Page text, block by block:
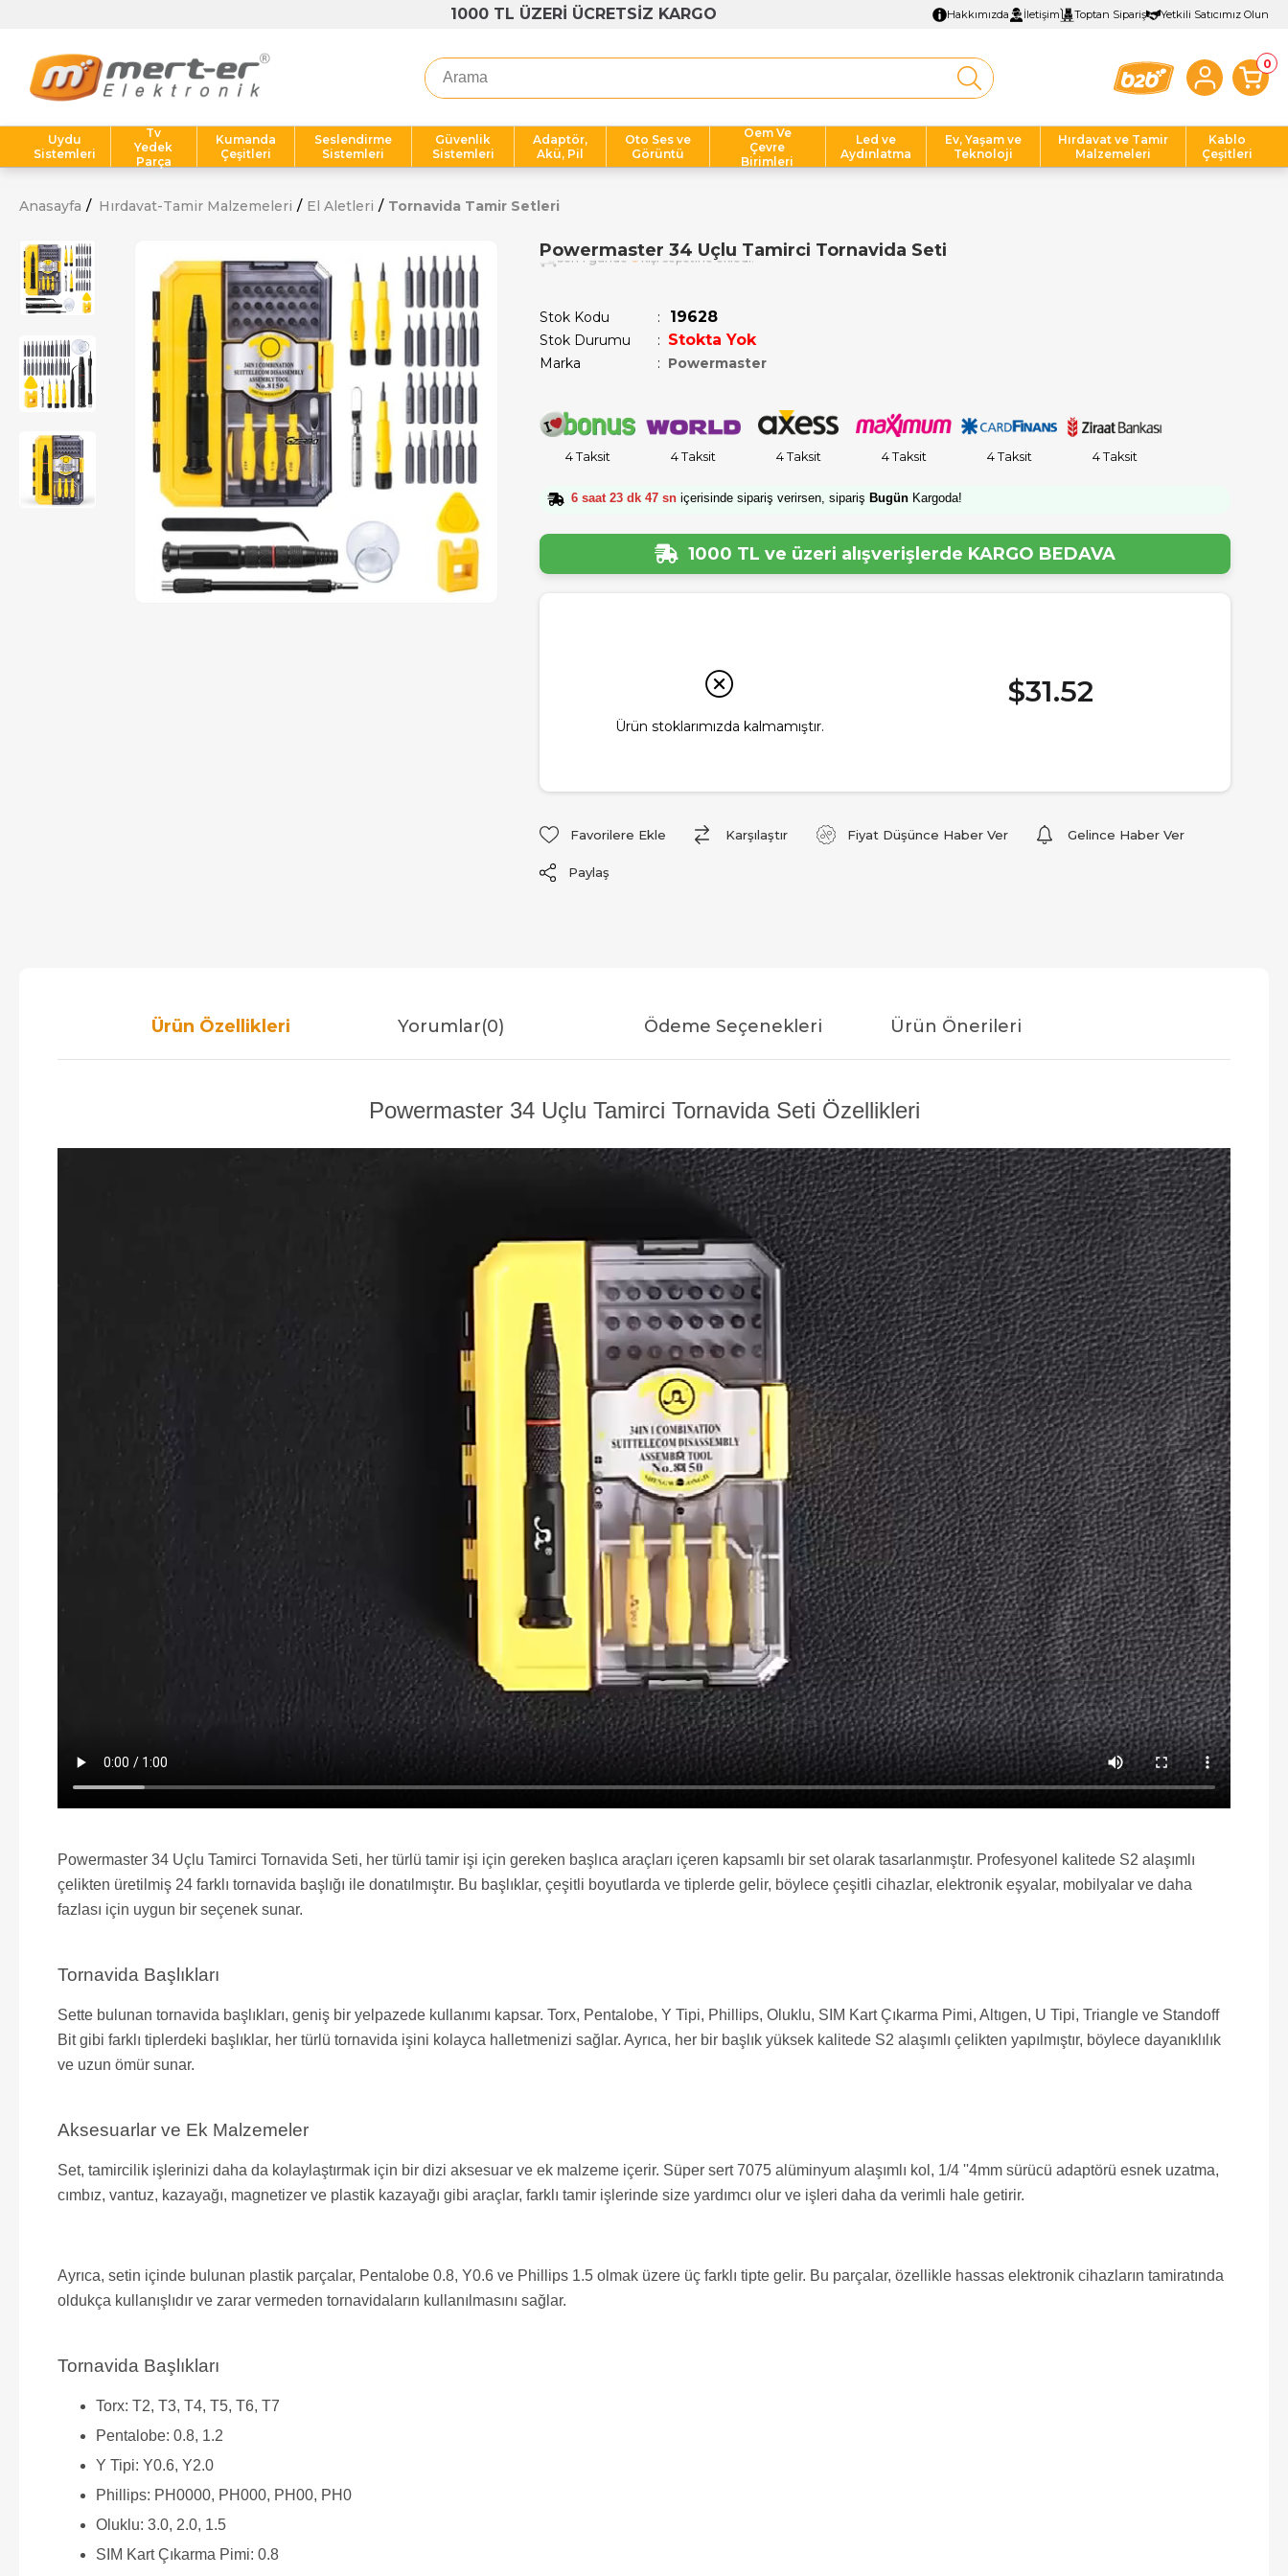
1000 TL ÜZERİ ÜCRETSİZ KARGO Hakkımızda İletişim Toptan Sipariş Yetkili Satıcımız Olun
0
Uydu
Sistemleri
Tv
Yedek
Parça
Kumanda
Çeşitleri
Seslendirme
Sistemleri
Güvenlik
Sistemleri
Adaptör,
Akü, Pil
Oto Ses ve
Görüntü
Oem Ve
Çevre
Birimleri
Led ve
Aydınlatma
Ev, Yaşam ve
Teknoloji
Hırdavat ve Tamir
Malzemeleri
Kablo
Çeşitleri
Anasayfa Hırdavat-Tamir Malzemeleri El Aletleri Tornavida Tamir Setleri
Powermaster 34 Uçlu Tamirci Tornavida Seti
Stok Kodu 19628
Stok Durumu : Stokta Yok
Marka : Powermaster
4 Taksit 4 Taksit 4 Taksit 4 Taksit 4 Taksit 4 Taksit
6 saat 23 dk 46 sn içerisinde sipariş verirsen, sipariş Bugün Kargoda!
1000 TL ve üzeri alışverişlerde KARGO BEDAVA
Ürün stoklarımızda kalmamıştır.
$31.52
Favorilere Ekle Karşılaştır Fiyat Düşünce Haber Ver Gelince Haber Ver
Paylaş
Ürün Özellikleri Yorumlar(0) Ödeme Seçenekleri Ürün Önerileri
Powermaster 34 Uçlu Tamirci Tornavida Seti Özellikleri
Powermaster 34 Uçlu Tamirci Tornavida Seti, her türlü tamir işi için gereken başlıca araçları içeren kapsamlı bir set olarak tasarlanmıştır. Profesyonel kalitede S2 alaşımlı
çelikten üretilmiş 24 farklı tornavida başlığı ile donatılmıştır. Bu başlıklar, çeşitli boyutlarda ve tiplerde gelir, böylece çeşitli cihazlar, elektronik eşyalar, mobilyalar ve daha
fazlası için uygun bir seçenek sunar.
Tornavida Başlıkları
Sette bulunan tornavida başlıkları, geniş bir yelpazede kullanımı kapsar. Torx, Pentalobe, Y Tipi, Phillips, Oluklu, SIM Kart Çıkarma Pimi, Altıgen, U Tipi, Triangle ve Standoff
Bit gibi farklı tiplerdeki başlıklar, her türlü tornavida işini kolayca halletmenizi sağlar. Ayrıca, her bir başlık yüksek kalitede S2 alaşımlı çelikten yapılmıştır, böylece dayanıklılık
ve uzun ömür sunar.
Aksesuarlar ve Ek Malzemeler
Set, tamircilik işlerinizi daha da kolaylaştırmak için bir dizi aksesuar ve ek malzeme içerir. Süper sert 7075 alüminyum alaşımlı kol, 1/4 ''4mm sürücü adaptörü esnek uzatma,
cımbız, vantuz, kazayağı, magnetizer ve plastik kazayağı gibi araçlar, farklı tamir işlerinde size yardımcı olur ve işleri daha da verimli hale getirir.
Ayrıca, setin içinde bulunan plastik parçalar, Pentalobe 0.8, Y0.6 ve Phillips 1.5 olmak üzere üç farklı tipte gelir. Bu parçalar, özellikle hassas elektronik cihazların tamiratında
oldukça kullanışlıdır ve zarar vermeden tornavidaların kullanılmasını sağlar.
Tornavida Başlıkları
Torx: T2, T3, T4, T5, T6, T7
Pentalobe: 0.8, 1.2
Y Tipi: Y0.6, Y2.0
Phillips: PH0000, PH000, PH00, PH0
Oluklu: 3.0, 2.0, 1.5
SIM Kart Çıkarma Pimi: 0.8